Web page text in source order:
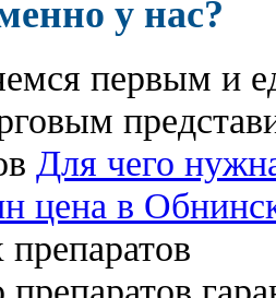
у нас?
первым и
Для чего
цена в